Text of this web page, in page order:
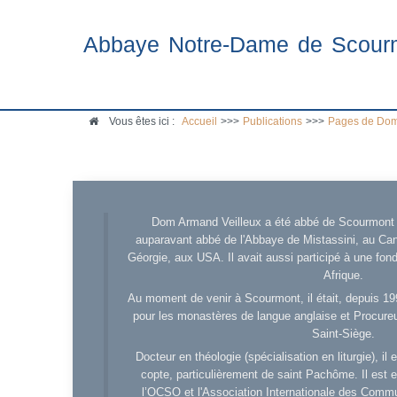
Abbaye Notre-Dame de
Vous êtes ici : Accueil >>> Publications >>> Pages de
Dom Armand Veilleux a été abbé de
auparavant abbé de l'Abbaye de Mistassini, au
Géorgie, aux USA. Il avait aussi participé à une
Afrique.
Au moment de venir à Scourmont, il était, depuis
pour les monastères de langue anglaise et
Saint-Siège.
Docteur en théologie (spécialisation en liturgie), il
copte, particulièrement de saint Pachôme. Il est
l’OCSO et l'Association Internationale des